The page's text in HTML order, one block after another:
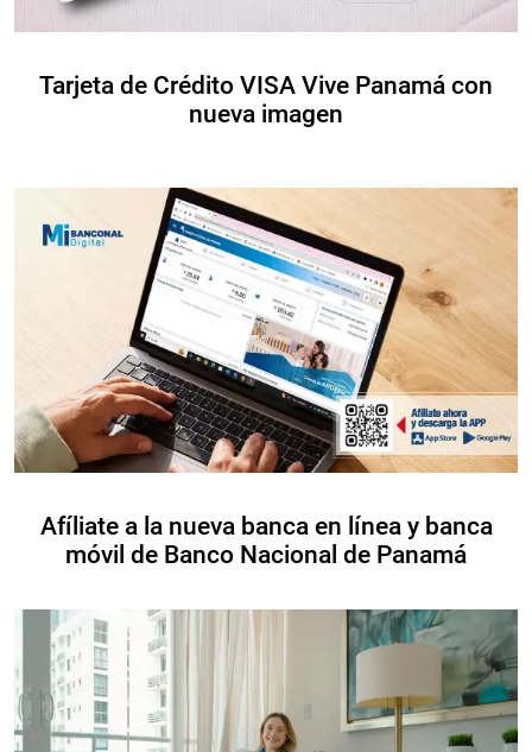
Tarjeta de Crédito VISA Vive Panamá con
nueva imagen
Afíliate a la nueva banca en línea y banca
móvil de Banco Nacional de Panamá